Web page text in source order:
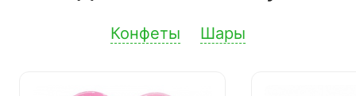
Конфеты Шары